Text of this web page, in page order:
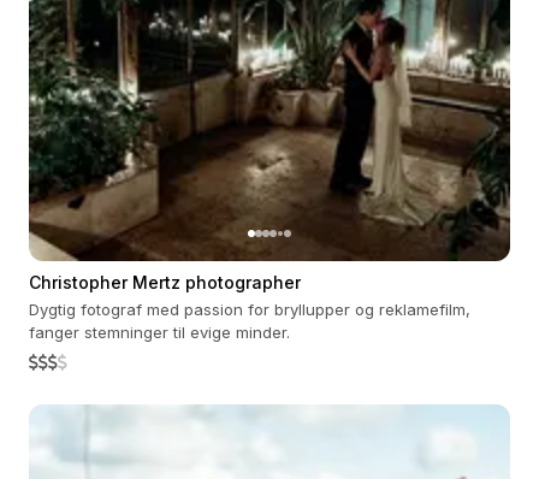
Christopher Mertz photographer
Dygtig fotograf med passion for bryllupper og reklamefilm,
fanger stemninger til evige minder.